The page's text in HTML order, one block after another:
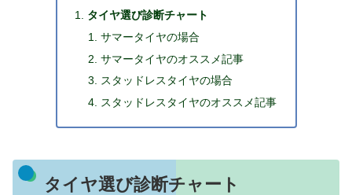
タイヤ選び診断チャート
サマータイヤの場合
サマータイヤのオススメ記事
スタッドレスタイヤの場合
スタッドレスタイヤのオススメ記事
タイヤ選び診断チャート